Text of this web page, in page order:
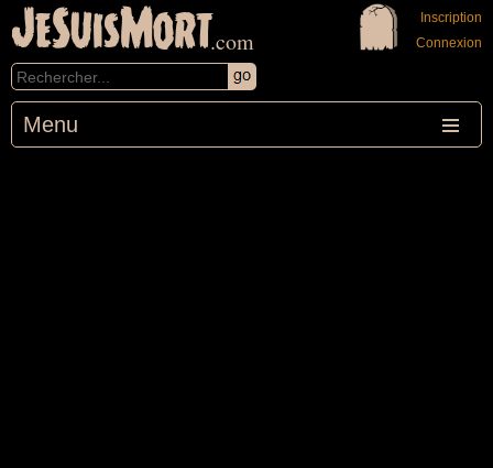
JeSuisMort.com
Menu
Inscription
Connexion